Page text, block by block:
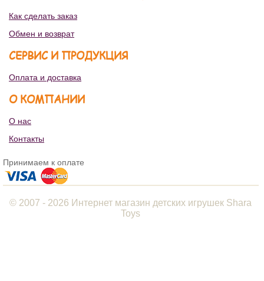
Как сделать заказ
Обмен и возврат
СЕРВИС И ПРОДУКЦИЯ
Оплата и доставка
О КОМПАНИИ
О нас
Контакты
Принимаем к оплате
© 2007 - 2026 Интернет магазин детских игрушек Shara
Toys